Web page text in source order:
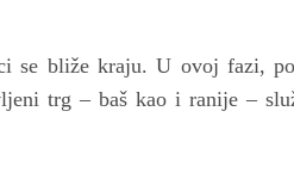
se bliže kraju. U ovoj fazi,
trg – baš kao i ranije –